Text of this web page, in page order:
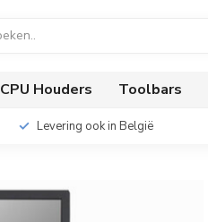
CPU Houders Toolbars
Levering ook in België